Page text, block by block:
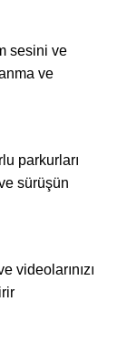
sesini ve
ve
parkurları
sürüşün
videolarınızı